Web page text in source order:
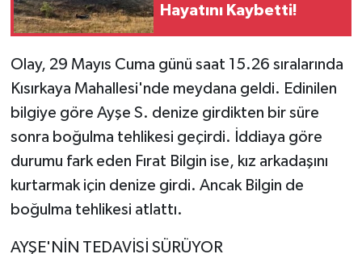
Hayatını Kaybetti!
Olay, 29 Mayıs Cuma günü saat 15.26 sıralarında
Kısırkaya Mahallesi'nde meydana geldi. Edinilen
bilgiye göre Ayşe S. denize girdikten bir süre
sonra boğulma tehlikesi geçirdi. İddiaya göre
durumu fark eden Fırat Bilgin ise, kız arkadaşını
kurtarmak için denize girdi. Ancak Bilgin de
boğulma tehlikesi atlattı.
AYŞE'NİN TEDAVİSİ SÜRÜYOR